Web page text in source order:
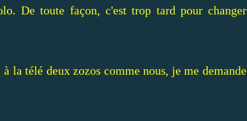
De toute façon, c'est trop tard pour changer
la télé deux zozos comme nous, je me demande